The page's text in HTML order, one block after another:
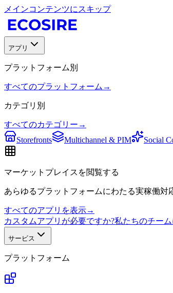
メインコンテンツにスキップ
アプリ
プラットフォーム別
すべてのプラットフォーム →
カテゴリ別
すべてのカテゴリー →
Storefronts
Multichannel & PIM Social
マーケットプレイスを閲覧する
あらゆるプラットフォームにわたる実稼働
すべてのアプリを表示→
カスタムアプリが必要ですか?私たちのチー
サービス
プラットフォーム